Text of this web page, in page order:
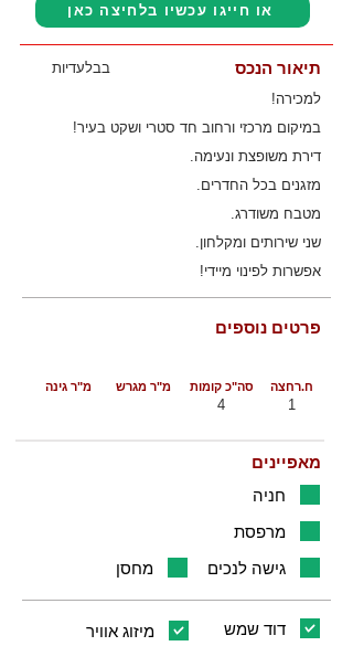
או חייגו עכשיו בלחיצה כאן
בבלעדיות תיאור הנכס
למכירה!
במיקום מרכזי ורחוב חד סטרי ושקט בעיר!
דירת משופצת ונעימה.
מזגנים בכל החדרים.
מטבח משודרג.
שני שירותים ומקלחון.
אפשרות לפינוי מיידי!
פרטים נוספים
סה"כ קומות מ"ר גינה מ"ר מגרש ח.רחצה
4 1
מאפיינים
חניה
מרפסת
מחסן
גישה לנכים
מיזוג אוויר
דוד שמש